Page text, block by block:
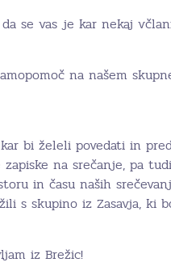
se vas je kar nekaj
na našem
bi želeli povedati in
na srečanje, pa tudi
in času naših
s skupino iz Zasavja, ki
iz Brežic!